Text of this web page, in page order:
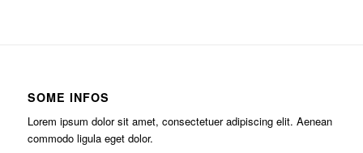
SOME INFOS
Lorem ipsum dolor sit amet, consectetuer adipiscing elit. Aenean
commodo ligula eget dolor.